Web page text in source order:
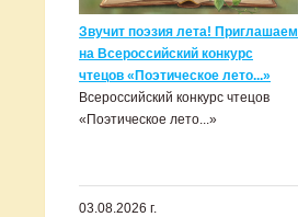
Звучит поэзия лета! Приглашаем
на Всероссийский конкурс
чтецов «Поэтическое лето...»
Всероссийский конкурс чтецов
«Поэтическое лето...»
03.08.2026 г.